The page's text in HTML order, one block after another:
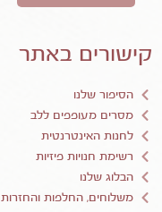
קישורים באתר
הסיפור שלנו
מסרים מעופפים ללב
לחנות האינטרנטית
רשימת חנויות פיזיות
הבלוג שלנו
משלוחים, החלפות והחזרות